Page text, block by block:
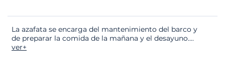
La azafata se encarga del mantenimiento del barco y
de preparar la comida de la mañana y el desayuno....
ver+